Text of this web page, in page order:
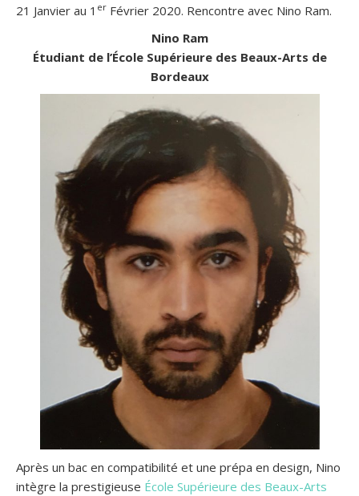
21 Janvier au 1 er Février 2020. Rencontre avec Nino Ram.
Nino Ram
Étudiant de l’École Supérieure des Beaux-Arts de
Bordeaux
Après un bac en compatibilité et une prépa en design, Nino
intègre la prestigieuse École Supérieure des Beaux-Arts